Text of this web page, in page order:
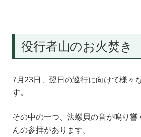
役行者山のお火焚き
7月23日、翌日の巡行に向けて様々
す。
その中の一つ、法螺貝の音が鳴り響
んの参拝があります。